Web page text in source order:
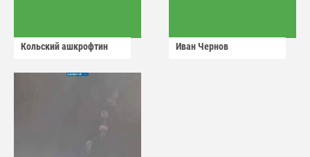
Кольский ашкрофтин Иван Чернов